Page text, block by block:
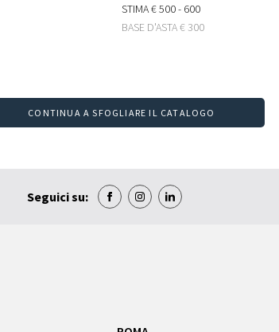
STIMA€ 500 - 600
BASE D'ASTA€ 300
CONTINUA A SFOGLIARE IL CATALOGO
Seguici su: